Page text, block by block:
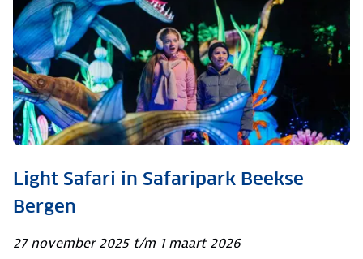
Light Safari in Safaripark Beekse
Bergen
27 november 2025 t/m 1 maart 2026